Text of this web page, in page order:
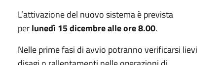
L’attivazione del nuovo sistema è prevista
perlunedì 15 dicembre alle ore 8.00.
Nelle prime fasi di avvio potranno verificarsi lievi